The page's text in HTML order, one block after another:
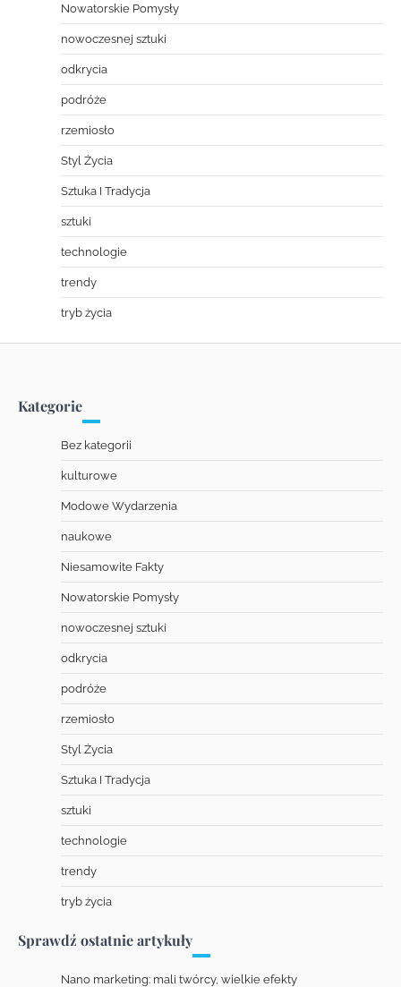
Nowatorskie Pomysły
nowoczesnej sztuki
odkrycia
podróże
rzemiosło
Styl Życia
Sztuka I Tradycja
sztuki
technologie
trendy
tryb życia
Kategorie
Bez kategorii
kulturowe
Modowe Wydarzenia
naukowe
Niesamowite Fakty
Nowatorskie Pomysły
nowoczesnej sztuki
odkrycia
podróże
rzemiosło
Styl Życia
Sztuka I Tradycja
sztuki
technologie
trendy
tryb życia
Sprawdź ostatnie artykuły
Nano marketing: mali twórcy, wielkie efekty